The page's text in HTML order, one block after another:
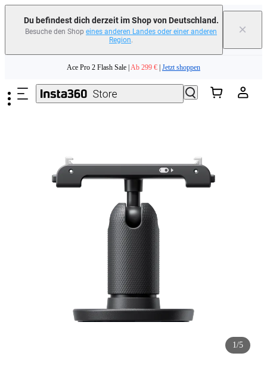
Du befindest dich derzeit im Shop von Deutschland.
Besuche den Shop eines anderen Landes oder einer anderen
Region.
×
Ace Pro 2 Flash Sale | Ab 299 € Jetzt shoppen
Tausche dein altes Gerät ein und erhalte Geld für deinen Neukauf.｜Mehr
Ace Pro 2 Flash Sale |Ab 299 €|Jetzt shoppen
1/5